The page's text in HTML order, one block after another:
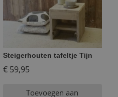
Steigerhouten tafeltje Tijn
€59,95
Toevoegen aan